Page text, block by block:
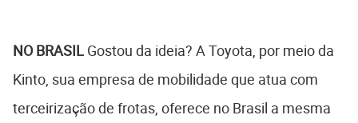
NO BRASIL Gostou da ideia? A Toyota, por meio da
Kinto, sua empresa de mobilidade que atua com
terceirização de frotas, oferece no Brasil a mesma